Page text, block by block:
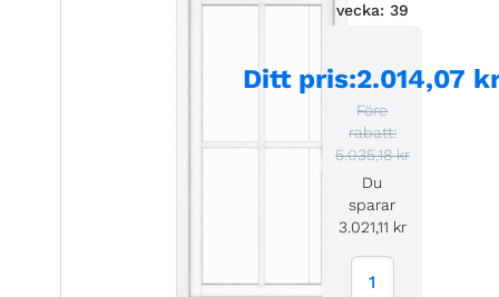
vecka: 39
Ditt pris:2.014,07
Före
rabatt:
5.035,18 kr
Du
sparar
3.021,11 kr
1